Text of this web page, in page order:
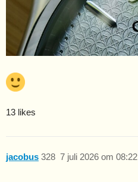
13 likes
jacobus 7 juli 2026 om 08:22
328